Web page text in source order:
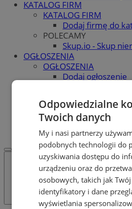
KATALOG FIRM
KATALOG FIRM
Dodaj firmę do
POLECAMY
Skup.io - Skup
OGŁOSZENIA
OGŁOSZENIA
Dodaj ogłoszenie
Pracuj.pl - praca
REKLAMA
WSPÓŁPRACA
Odpowiedzialne
Twoich danych
My i nasi partnerzy
podobnych technologii do
uzyskiwania dostępu do
urządzeniu oraz do
osobowych, takich jak
identyfikatory i dane
wyświetlania